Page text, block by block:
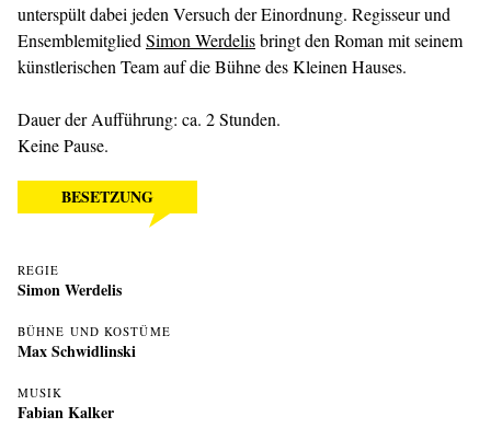
unterspült dabei jeden Versuch der Einordnung. Regisseur und
Ensemblemitglied Simon Werdelisbringt den Roman mit seinem
künstlerischen Team auf die Bühne des Kleinen Hauses.
Dauer der Aufführung: ca. 2 Stunden.
Keine Pause.
BESETZUNG
REGIE
Simon Werdelis
BÜHNE UND KOSTÜME
Max Schwidlinski
MUSIK
Fabian Kalker